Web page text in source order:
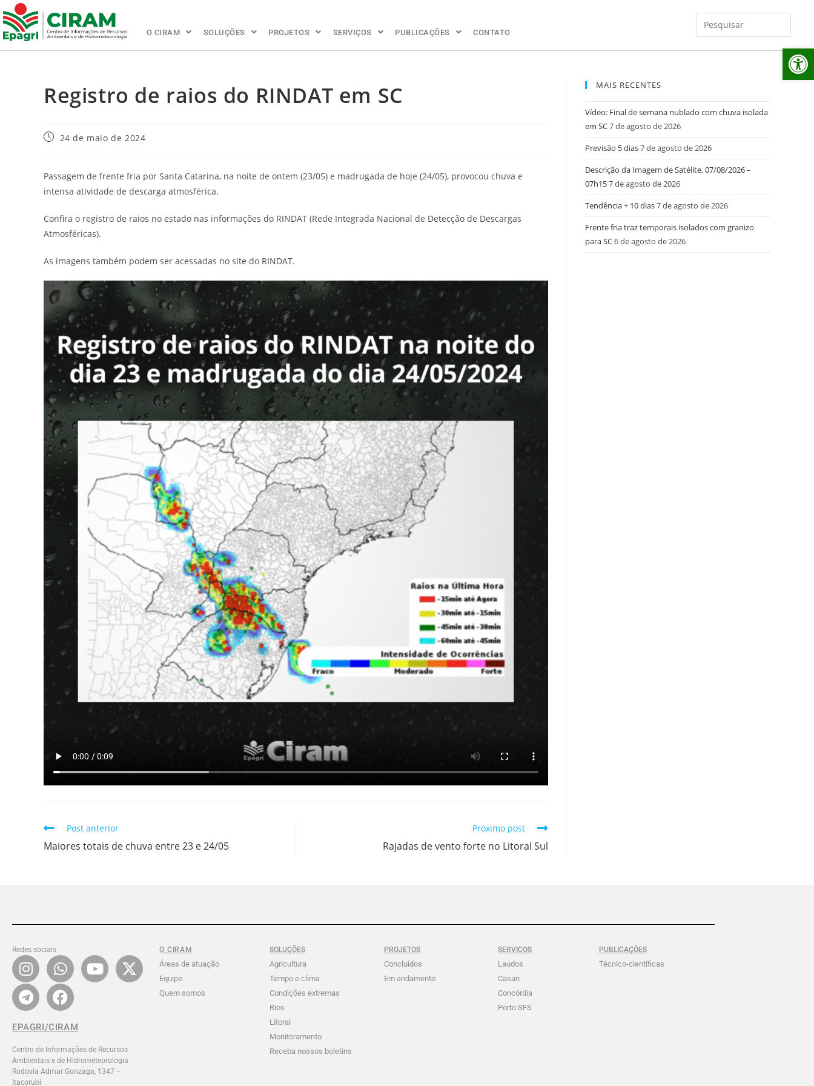
O CIRAM SOLUÇÕES PROJETOS SERVIÇOS PUBLICAÇÕES CONTATO
Registro de raios do RINDAT em SC
24 de maio de 2024
Passagem de frente fria por Santa Catarina, na noite de ontem (23/05) e madrugada de hoje (24/05), provocou chuva e
intensa atividade de descarga atmosférica.
Confira o registro de raios no estado nas informações do RINDAT (Rede Integrada Nacional de Detecção de Descargas
Atmosféricas).
As imagens também podem ser acessadas no site do RINDAT.
Post anterior
Maiores totais de chuva entre 23 e 24/05
Próximo post
Rajadas de vento forte no Litoral Sul
MAIS RECENTES
Vídeo: Final de semana nublado com chuva isolada
em SC7 de agosto de 2026
Previsão 5 dias7 de agosto de 2026
Descrição da Imagem de Satélite, 07/08/2026 –
07h157 de agosto de 2026
Tendência + 10 dias7 de agosto de 2026
Frente fria traz temporais isolados com granizo
para SC6 de agosto de 2026
Redes sociais
EPAGRI/CIRAM
Centro de Informações de Recursos
Ambientais e de Hidrometeorologia
Rodovia Admar Gonzaga, 1347 –
Itacorubi
O CIRAM
Áreas de atuação
Equipe
Quem somos
SOLUÇÕES
Agricultura
Tempo e clima
Condições extremas
Rios
Litoral
Monitoramento
Receba nossos boletins
PROJETOS
Concluídos
Em andamento
SERVICOS
Laudos
Casan
Concórdia
Porto SFS
PUBLICAÇÕES
Técnico-científicas